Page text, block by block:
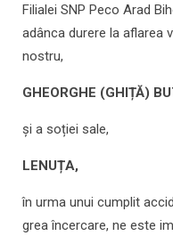
Filialei SNP Peco Arad
adânca durere la aflarea
nostru,
GHEORGHE (GHIȚĂ)
și a soției sale,
LENUȚA,
în urma unui cumplit
grea încercare, ne este